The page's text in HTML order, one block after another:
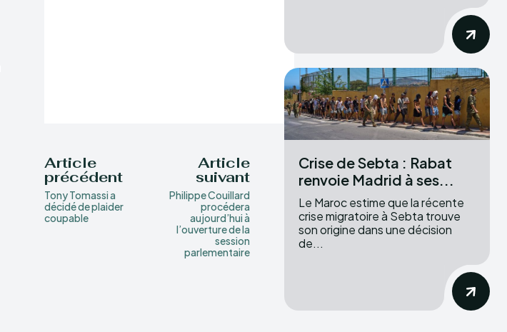
Article
précédent
Tony Tomassi a
décidé de plaider
coupable
Article
suivant
Philippe Couillard
procédera
aujourd’hui à
l’ouverture de la
session
parlementaire
Crise de Sebta : Rabat
renvoie Madrid à ses...
Le Maroc estime que la récente
crise migratoire à Sebta trouve
son origine dans une décision
de...